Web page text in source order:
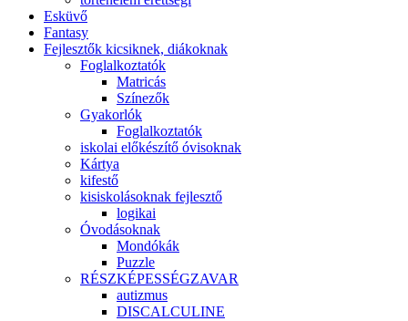
Esküvő
Fantasy
Fejlesztők kicsiknek, diákoknak
Foglalkoztatók
Matricás
Színezők
Gyakorlók
Foglalkoztatók
iskolai előkészítő óvisoknak
Kártya
kifestő
kisiskolásoknak fejlesztő
logikai
Óvodásoknak
Mondókák
Puzzle
RÉSZKÉPESSÉGZAVAR
autizmus
DISCALCULINE